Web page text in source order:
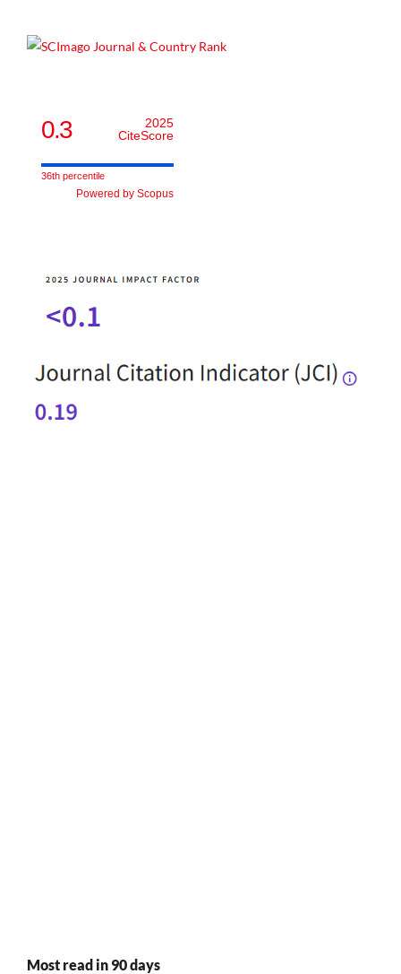
0.3
2025
CiteScore
36th percentile
Powered by Scopus
Most read in 90 days